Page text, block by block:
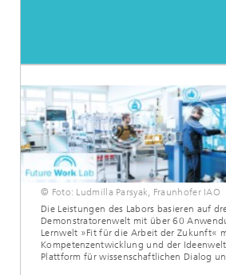
© Foto: Ludmilla Parsyak, Fraunhofer IAO
Die Leistungen des Labors basieren auf
Demonstratorenwelt mit über 60
Lernwelt »Fit für die Arbeit der Zukunft«
Kompetenzentwicklung und der
Plattform für wissenschaftlichen Dialog